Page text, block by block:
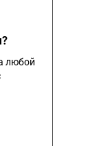
любой